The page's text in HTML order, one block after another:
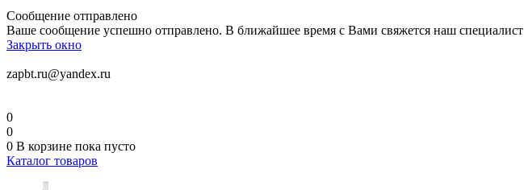
Сообщение отправлено
Ваше сообщение успешно отправлено. В ближайшее время с Вами свяжется наш специалист
Закрыть окно
zapbt.ru@yandex.ru
0
0
0 В корзине пока пусто
Каталог товаров